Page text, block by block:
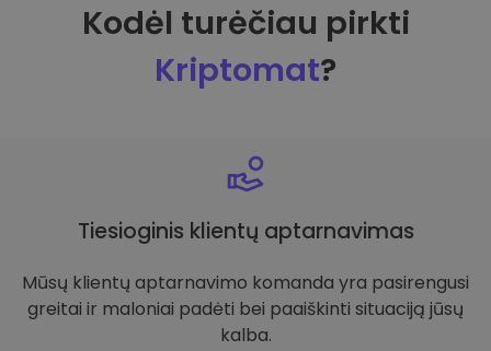
Kodėl turėčiau pirkti
Kriptomat?
Tiesioginis klientų aptarnavimas
Mūsų klientų aptarnavimo komanda yra pasirengusi
greitai ir maloniai padėti bei paaiškinti situaciją jūsų
kalba.